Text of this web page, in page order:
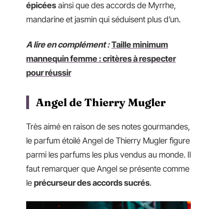
épicées ainsi que des accords de Myrrhe,
mandarine et jasmin qui séduisent plus d’un.
A lire en complément : Taille minimum
mannequin femme : critères à respecter
pour réussir
Angel de Thierry Mugler
Très aimé en raison de ses notes gourmandes,
le parfum étoilé Angel de Thierry Mugler figure
parmi les parfums les plus vendus au monde. Il
faut remarquer que Angel se présente comme
le précurseur des accords sucrés.